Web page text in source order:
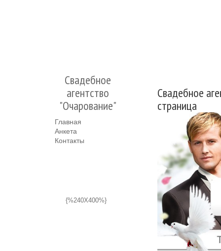
Свадебное
агентство
"Очарование"
Главная
Анкета
Контакты
{%240X400%}
Свадебное
страница